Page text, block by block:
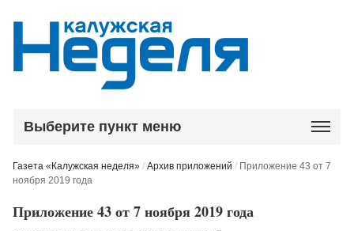
Выберите пункт меню
Газета «Калужская неделя» /Архив приложений / Приложение 43 от 7
ноября 2019 года
Приложение 43 от 7 ноября 2019 года